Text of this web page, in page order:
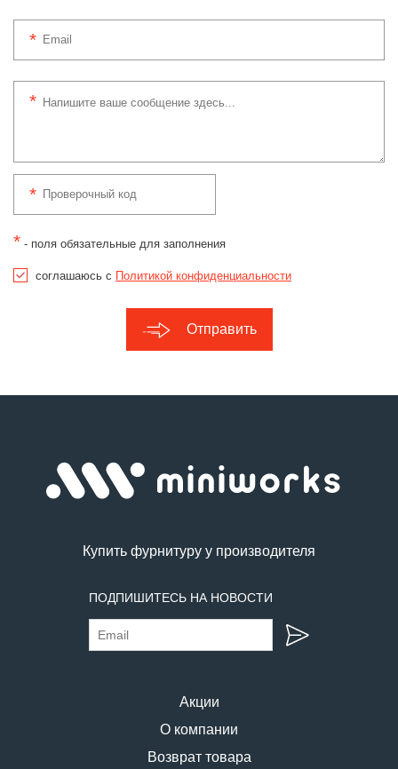
* - поля обязательные для заполнения
соглашаюсь с Политикой конфиденциальности
Отправить
Купить фурнитуру у производителя
ПОДПИШИТЕСЬ НА НОВОСТИ
Акции
О компании
Возврат товара